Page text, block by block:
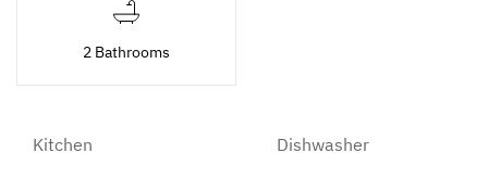
2 Bathrooms
Kitchen Dishwasher